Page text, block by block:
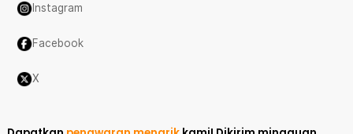
Instagram
Facebook
X